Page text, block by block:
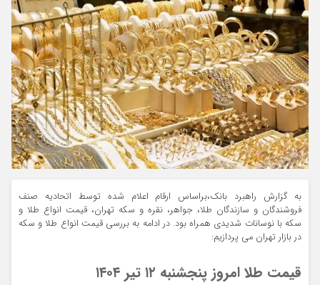
به گزارش راهبرد بانک،براساس ارقام اعلام شده توسط اتحادیه صنف
فروشندگان و سازندگان طلا، جواهر، نقره و سکه تهران، قیمت انواع طلا و
سکه با نوسانات شدیدی همراه بود. در ادامه به بررسی قیمت انواع طلا و سکه
در بازار تهران می پردازیم:
قیمت طلا امروز پنجشنبه ۱۲ تیر ۱۴۰۴